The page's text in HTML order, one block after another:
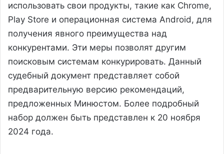
использовать свои продукты, такие как Chrome,
Play Store и операционная система Android, для
получения явного преимущества над
конкурентами. Эти меры позволят другим
поисковым системам конкурировать. Данный
судебный документ представляет собой
предварительную версию рекомендаций,
предложенных Минюстом. Более подробный
набор должен быть представлен к 20 ноября
2024 года.